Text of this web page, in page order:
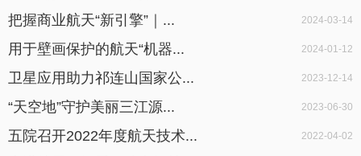
把握商业航天“新引擎”｜... 2024-03-14
用于壁画保护的航天“机器... 2024-01-12
卫星应用助力祁连山国家公... 2023-12-14
“天空地”守护美丽三江源... 2023-06-30
五院召开2022年度航天技术... 2022-04-02